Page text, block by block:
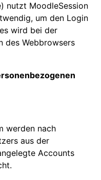
nutzt MoodleSession
um den Login
wird bei der
des Webbrowsers
werden nach
aus der
Accounts